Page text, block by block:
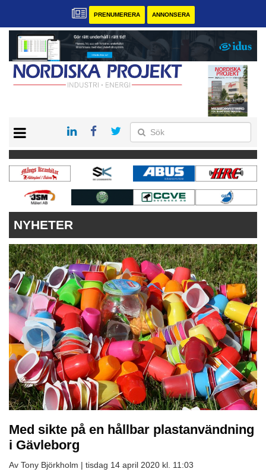
PRENUMERERA ANNONSERA
KONTAKT
VÅRA ANDRA MAGASIN
PRENUMERERA
ANNONSERA
NYHETER
Med sikte på en hållbar plastanvändning
i Gävleborg
Av Tony Björkholm | tisdag 14 april 2020 kl. 11:03